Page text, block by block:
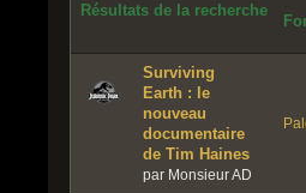
Résultats de la recherche
Surviving
Earth : le
nouveau
documentaire
de Tim Haines
par Monsieur ADN